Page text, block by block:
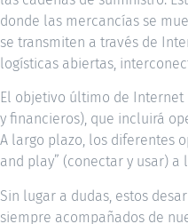
donde las mercancías se
se transmiten a través de
logísticas abiertas,
El objetivo último de
y financieros), que incluirá
A largo plazo, los diferentes
and play” (conectar y usar)
Sin lugar a dudas, estos
siempre acompañados de